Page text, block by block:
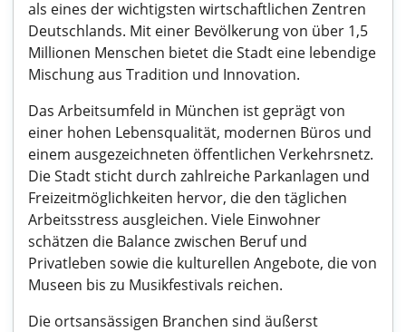
als eines der wichtigsten wirtschaftlichen Zentren
Deutschlands. Mit einer Bevölkerung von über 1,5
Millionen Menschen bietet die Stadt eine lebendige
Mischung aus Tradition und Innovation.
Das Arbeitsumfeld in München ist geprägt von
einer hohen Lebensqualität, modernen Büros und
einem ausgezeichneten öffentlichen Verkehrsnetz.
Die Stadt sticht durch zahlreiche Parkanlagen und
Freizeitmöglichkeiten hervor, die den täglichen
Arbeitsstress ausgleichen. Viele Einwohner
schätzen die Balance zwischen Beruf und
Privatleben sowie die kulturellen Angebote, die von
Museen bis zu Musikfestivals reichen.
Die ortsansässigen Branchen sind äußerst